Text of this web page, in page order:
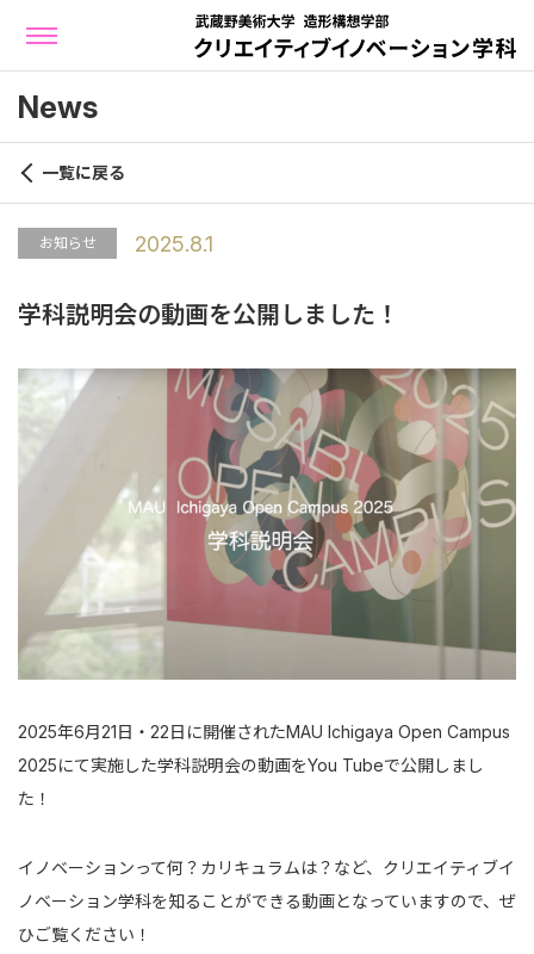
News
一覧に戻る
お知らせ 2025.8.1
学科説明会の動画を公開しました！
2025年6月21日・22日に開催されたMAU Ichigaya Open Campus
2025にて実施した学科説明会の動画をYou Tubeで公開しまし
た！
イノベーションって何？カリキュラムは？など、クリエイティブイ
ノベーション学科を知ることができる動画となっていますので、ぜ
ひご覧ください！